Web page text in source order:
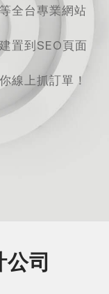
全台專業網站
置到SEO頁面
線上抓訂單！
司